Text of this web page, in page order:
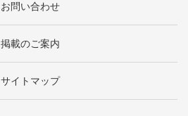
お問い合わせ
掲載のご案内
サイトマップ